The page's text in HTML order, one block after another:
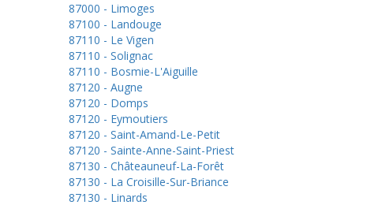
87000 - Limoges
87100 - Landouge
87110 - Le Vigen
87110 - Solignac
87110 - Bosmie-L'Aiguille
87120 - Augne
87120 - Domps
87120 - Eymoutiers
87120 - Saint-Amand-Le-Petit
87120 - Sainte-Anne-Saint-Priest
87130 - Châteauneuf-La-Forêt
87130 - La Croisille-Sur-Briance
87130 - Linards